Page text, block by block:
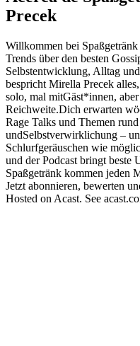
Precek
Willkommen bei
Trends über den besten
Selbstentwicklung, Alltag
bespricht Mirella Precek
solo, mal mitGäst*innen,
Reichweite.Dich erwarten
Rage Talks und Themen
undSelbstverwirklichung –
Schlurfgeräuschen wie
und der Podcast bringt beste
Spaßgetränk kommen jeden
Jetzt abonnieren, bewerten
Hosted on Acast. See